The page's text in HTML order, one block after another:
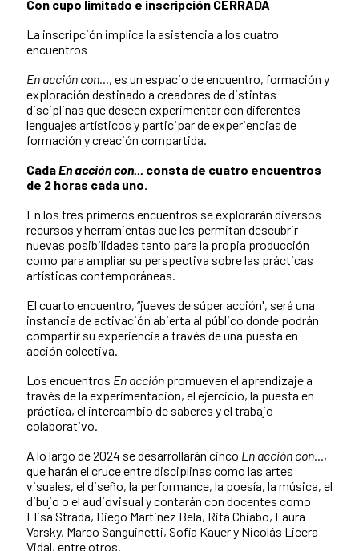
Con cupo limitado e inscripción CERRADA
La inscripción implica la asistencia a los cuatro
encuentros
En acción con... , es un espacio de encuentro, formación y
exploración destinado a creadores de distintas
disciplinas que deseen experimentar con diferentes
lenguajes artísticos y participar de experiencias de
formación y creación compartida.
Cada En acción con...
consta de cuatro encuentros
de 2 horas cada uno.
En los tres primeros encuentros se explorarán diversos
recursos y herramientas que les permitan descubrir
nuevas posibilidades tanto para la propia producción
como para ampliar su perspectiva sobre las prácticas
artísticas contemporáneas.
El cuarto encuentro, “jueves de súper acción', será una
instancia de activación abierta al público donde podrán
compartir su experiencia a través de una puesta en
acción colectiva.
Los encuentros En acción promueven el aprendizaje a
través de la experimentación, el ejercicio, la puesta en
práctica, el intercambio de saberes y el trabajo
colaborativo.
A lo largo de 2024 se desarrollarán cinco En acción con... ,
que harán el cruce entre disciplinas como las artes
visuales, el diseño, la performance, la poesía, la música, el
dibujo o el audiovisual y contarán con docentes como
Elisa Strada, Diego Martinez Bela, Rita Chiabo, Laura
Varsky, Marco Sanguinetti, Sofía Kauer y Nicolás Licera
Vidal, entre otros.